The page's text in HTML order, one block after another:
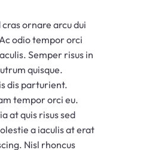
ornare arcu dui
odio tempor orci
Semper risus in
quisque.
dis parturient.
tempor orci eu.
at quis risus sed
a iaculis at erat
Nisl rhoncus